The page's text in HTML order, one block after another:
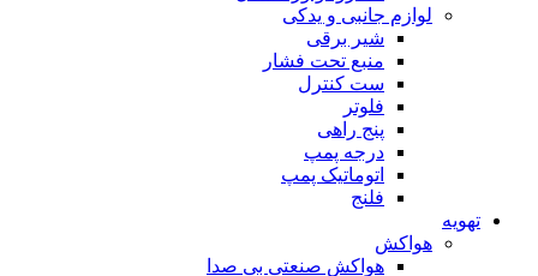
لوازم جانبی و یدکی
شیر برقی
منبع تحت فشار
ست کنترل
فلوتر
پنج راهی
درجه پمپ
اتوماتیک پمپ
فلنج
تهویه
هواکش
هواکش صنعتی بی صدا